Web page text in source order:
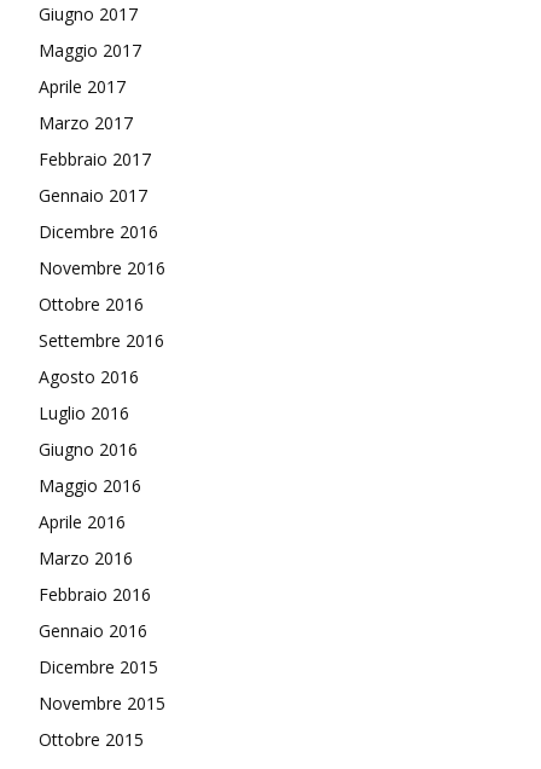
Giugno 2017
Maggio 2017
Aprile 2017
Marzo 2017
Febbraio 2017
Gennaio 2017
Dicembre 2016
Novembre 2016
Ottobre 2016
Settembre 2016
Agosto 2016
Luglio 2016
Giugno 2016
Maggio 2016
Aprile 2016
Marzo 2016
Febbraio 2016
Gennaio 2016
Dicembre 2015
Novembre 2015
Ottobre 2015